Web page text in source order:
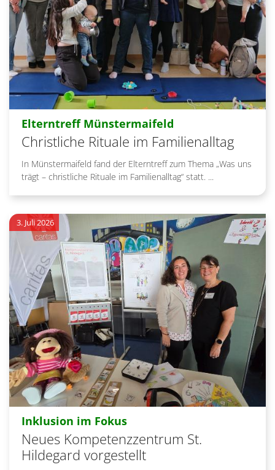
Elterntreff Münstermaifeld
Christliche Rituale im Familienalltag
In Münstermaifeld fand der Elterntreff zum Thema „Was uns
trägt – christliche Rituale im Familienalltag“ statt. ...
Inklusion im Fokus:
Neues Kompetenzzentrum St.
Hildegard vorgestellt
3. Juli 2026